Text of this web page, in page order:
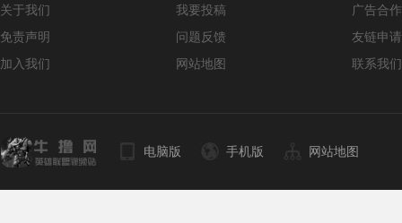
关于我们
免责声明
加入我们
我要投稿
问题反馈
网站地图
广告合作
友链申请
联系我们
电脑版 手机版 网站地图